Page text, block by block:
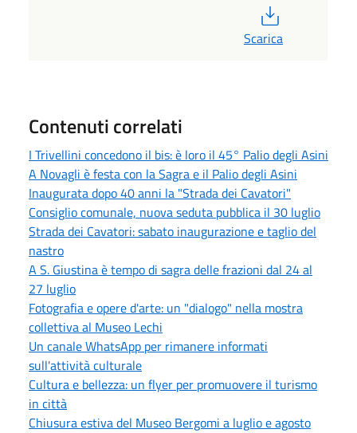
Scarica
Contenuti correlati
I Trivellini concedono il bis: è loro il 45° Palio degli Asini
A Novagli è festa con la Sagra e il Palio degli Asini
Inaugurata dopo 40 anni la "Strada dei Cavatori"
Consiglio comunale, nuova seduta pubblica il 30 luglio
Strada dei Cavatori: sabato inaugurazione e taglio del
nastro
A S. Giustina è tempo di sagra delle frazioni dal 24 al
27 luglio
Fotografia e opere d'arte: un "dialogo" nella mostra
collettiva al Museo Lechi
Un canale WhatsApp per rimanere informati
sull'attività culturale
Cultura e bellezza: un flyer per promuovere il turismo
in città
Chiusura estiva del Museo Bergomi a luglio e agosto